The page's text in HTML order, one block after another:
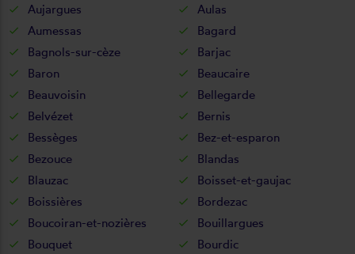
Aujargues
Aulas
Aumessas
Bagard
Bagnols-sur-cèze
Barjac
Baron
Beaucaire
Beauvoisin
Bellegarde
Belvézet
Bernis
Bessèges
Bez-et-esparon
Bezouce
Blandas
Blauzac
Boisset-et-gaujac
Boissières
Bordezac
Boucoiran-et-nozières
Bouillargues
Bouquet
Bourdic